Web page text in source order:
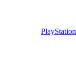
PlayStation